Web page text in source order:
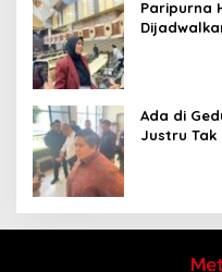
Paripurna
Ada di
Justru Tak